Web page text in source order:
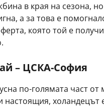
в края на сезона,
а за това е
която той е
– ЦСКА-София
по-голямата част от
настоящия, холандецът